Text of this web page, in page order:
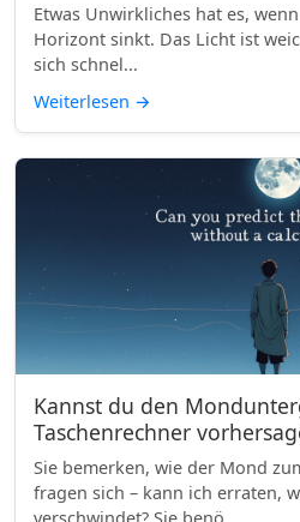
Etwas Unwirkliches hat es,
Horizont sinkt. Das Licht ist
sich schnel...
Weiterlesen →
Kannst du den
Taschenrechner
Sie bemerken, wie der Mond
fragen sich – kann ich erraten,